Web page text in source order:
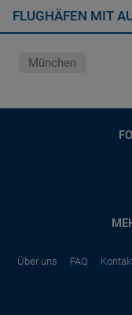
ausgeschlossen
Vollkasko
Parkhäuser, Maut,
FLUGHÄFEN MIT
München
Über uns FAQ